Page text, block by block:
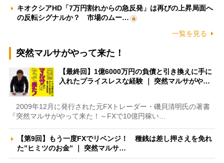
キオクシアHD「7万円割れからの急反発」は再びの上昇局面へ
の反転シグナルか？ 市場のムー…
一覧を見る
突然マルサがやって来た！
【最終回】1億6000万円の負債と引き換えに手に
入れたプライスレスな経験 ｜ 突然マルサがや…
2009年12月に発行された元FXトレーダー・磯貝清明氏の著書
『突然マルサがやって来た！～FXで10億円稼い…
【第9回】もう一度FXでリベンジ！ 種銭は差し押さえを免れ
た”ヒミツのお金” ｜ 突然マルサ…